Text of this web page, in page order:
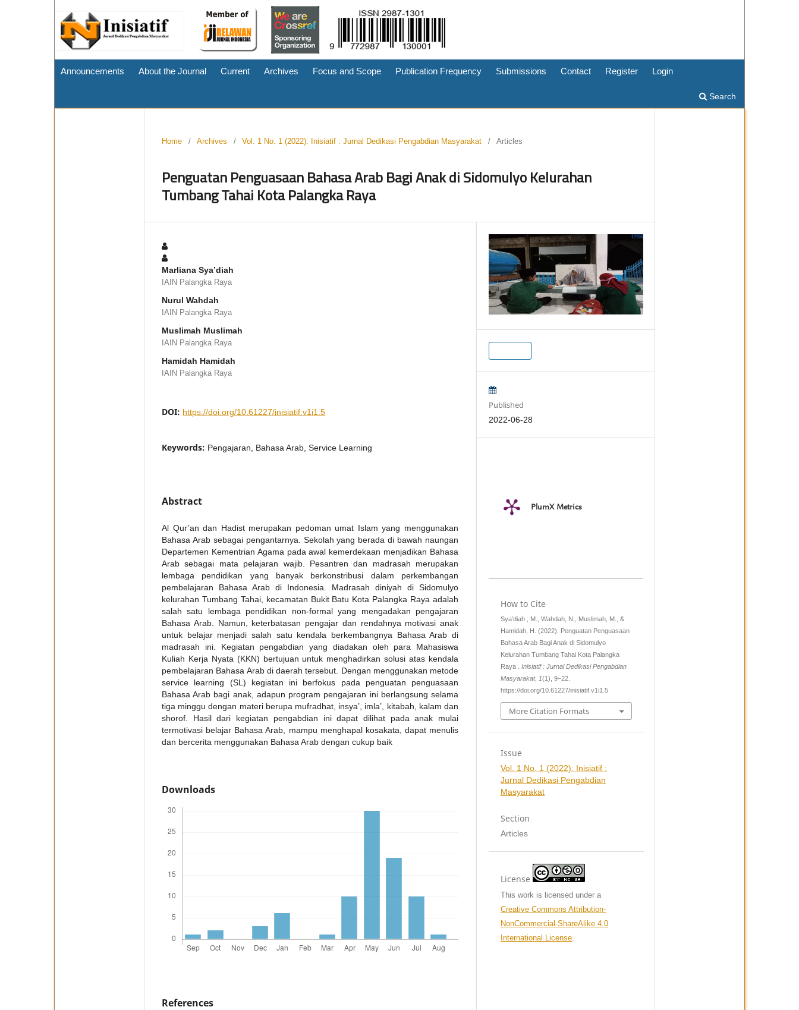
Announcements About the Journal Current Archives Focus and Scope Publication Frequency Submissions Contact Register Login
Search
Home / Archives / Vol. 1 No. 1 (2022): Inisiatif : Jurnal Dedikasi Pengabdian Masyarakat / Articles
Penguatan Penguasaan Bahasa Arab Bagi Anak di Sidomulyo Kelurahan
Tumbang Tahai Kota Palangka Raya
Marliana Sya’diah
IAIN Palangka Raya
Nurul Wahdah
IAIN Palangka Raya
Muslimah Muslimah
IAIN Palangka Raya
Hamidah Hamidah
IAIN Palangka Raya
DOI: https://doi.org/10.61227/inisiatif.v1i1.5
Keywords: Pengajaran, Bahasa Arab, Service Learning
Abstract
Al Qur’an dan Hadist merupakan pedoman umat Islam yang menggunakan
Bahasa Arab sebagai pengantarnya. Sekolah yang berada di bawah naungan
Departemen Kementrian Agama pada awal kemerdekaan menjadikan Bahasa
Arab sebagai mata pelajaran wajib. Pesantren dan madrasah merupakan
lembaga pendidikan yang banyak berkonstribusi dalam perkembangan
pembelajaran Bahasa Arab di Indonesia. Madrasah diniyah di Sidomulyo
kelurahan Tumbang Tahai, kecamatan Bukit Batu Kota Palangka Raya adalah
salah satu lembaga pendidikan non-formal yang mengadakan pengajaran
Bahasa Arab. Namun, keterbatasan pengajar dan rendahnya motivasi anak
untuk belajar menjadi salah satu kendala berkembangnya Bahasa Arab di
madrasah ini. Kegiatan pengabdian yang diadakan oleh para Mahasiswa
Kuliah Kerja Nyata (KKN) bertujuan untuk menghadirkan solusi atas kendala
pembelajaran Bahasa Arab di daerah tersebut. Dengan menggunakan metode
service learning (SL) kegiatan ini berfokus pada penguatan penguasaan
Bahasa Arab bagi anak, adapun program pengajaran ini berlangsung selama
tiga minggu dengan materi berupa mufradhat, insya’, imla’, kitabah, kalam dan
shorof. Hasil dari kegiatan pengabdian ini dapat dilihat pada anak mulai
termotivasi belajar Bahasa Arab, mampu menghapal kosakata, dapat menulis
dan bercerita menggunakan Bahasa Arab dengan cukup baik
Downloads
References
Published
2022-06-28
PlumX Metrics
How to Cite
Sya’diah , M., Wahdah, N., Muslimah, M., &
Hamidah, H. (2022). Penguatan Penguasaan
Bahasa Arab Bagi Anak di Sidomulyo
Kelurahan Tumbang Tahai Kota Palangka
Raya .Inisiatif : Jurnal Dedikasi Pengabdian
Masyarakat, 1(1), 9–22.
https://doi.org/10.61227/inisiatif.v1i1.5
More Citation Formats
Issue
Vol. 1 No. 1 (2022): Inisiatif :
Jurnal Dedikasi Pengabdian
Masyarakat
Section
Articles
License
This work is licensed under a
Creative Commons Attribution-
NonCommercial-ShareAlike 4.0
International License.